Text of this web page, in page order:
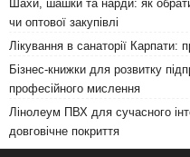
Шахи, шашки та нарди: як
чи оптової закупівлі
Лікування в санаторії Карпати:
Бізнес-книжки для розвитку
професійного мислення
Лінолеум ПВХ для сучасного
довговічне покриття